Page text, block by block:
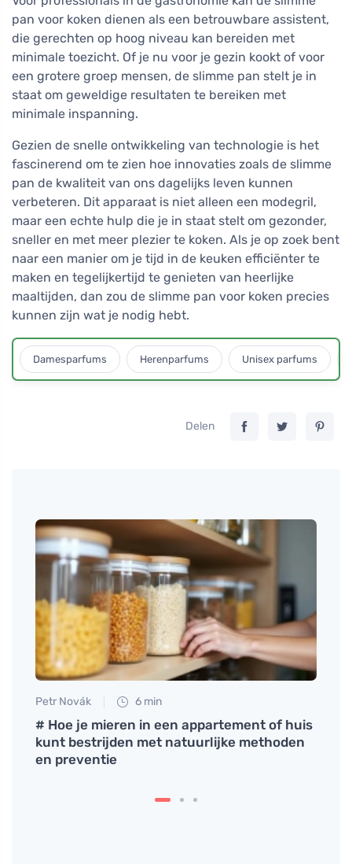
pan voor koken dienen als een betrouwbare assistent,
die gerechten op hoog niveau kan bereiden met
minimale toezicht. Of je nu voor je gezin kookt of voor
een grotere groep mensen, de slimme pan stelt je in
staat om geweldige resultaten te bereiken met
minimale inspanning.
Gezien de snelle ontwikkeling van technologie is het
fascinerend om te zien hoe innovaties zoals de slimme
pan de kwaliteit van ons dagelijks leven kunnen
verbeteren. Dit apparaat is niet alleen een modegril,
maar een echte hulp die je in staat stelt om gezonder,
sneller en met meer plezier te koken. Als je op zoek bent
naar een manier om je tijd in de keuken efficiënter te
maken en tegelijkertijd te genieten van heerlijke
maaltijden, dan zou de slimme pan voor koken precies
kunnen zijn wat je nodig hebt.
Damesparfums Herenparfums Unisex parfums
Delen
Petr Novák 6 min
# Hoe je mieren in een appartement of huis
kunt bestrijden met natuurlijke methoden
en preventie